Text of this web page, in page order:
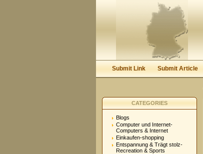
Keep me logged in.
Submit Link Submit Article
CATEGORIES
Blogs
Computer und Internet-
Computers & Internet
Einkaufen-shopping
Entspannung & Trägt stolz-
Recreation & Sports